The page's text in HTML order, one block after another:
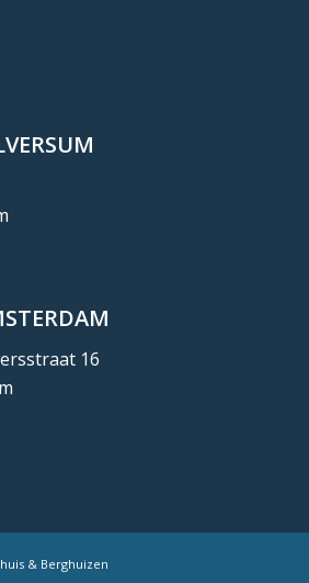
16
& Berghuizen